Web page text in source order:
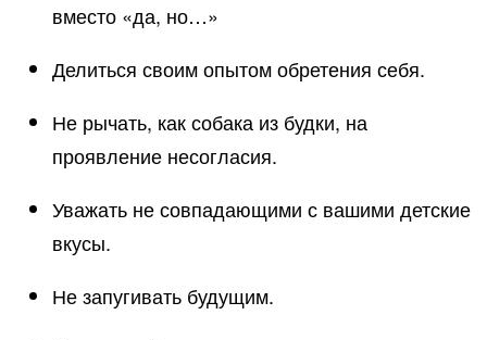
вместо «да, но…»
Делиться своим опытом обретения себя.
Не рычать, как собака из будки, на
проявление несогласия.
Уважать не совпадающими с вашими детские
вкусы.
Не запугивать будущим.